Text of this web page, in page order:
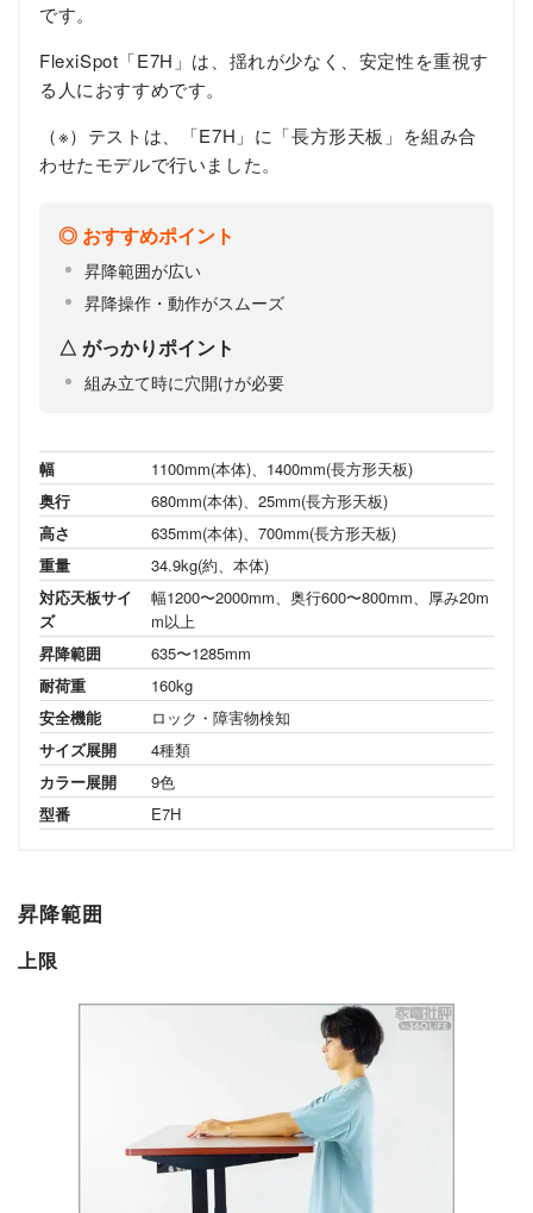
です。
FlexiSpot「E7H」は、揺れが少なく、安定性を重視す
る人におすすめです。
（※）テストは、「E7H」に「長方形天板」を組み合
わせたモデルで行いました。
おすすめポイント
昇降範囲が広い
昇降操作・動作がスムーズ
がっかりポイント
組み立て時に穴開けが必要
幅
1100mm(本体)、1400mm(長方形天板)
奥行
680mm(本体)、25mm(長方形天板)
高さ
635mm(本体)、700mm(長方形天板)
重量
34.9kg(約、本体)
対応天板サイ
ズ
幅1200〜2000mm、奥行600〜800mm、厚み20m
m以上
昇降範囲
635〜1285mm
耐荷重
160kg
安全機能
ロック・障害物検知
サイズ展開
4種類
カラー展開
9色
型番
E7H
昇降範囲
上限